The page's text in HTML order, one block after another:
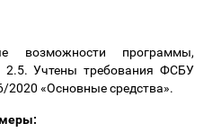
возможности программы,
2.5. Учтены требования ФСБУ
«Основные средства».